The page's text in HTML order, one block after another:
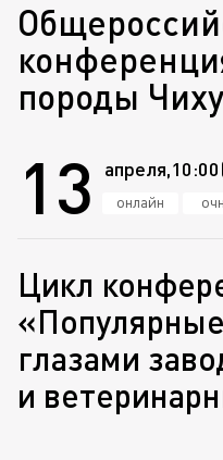
породы
13 апреля,10:00
онлайн
Цикл
глазами
и